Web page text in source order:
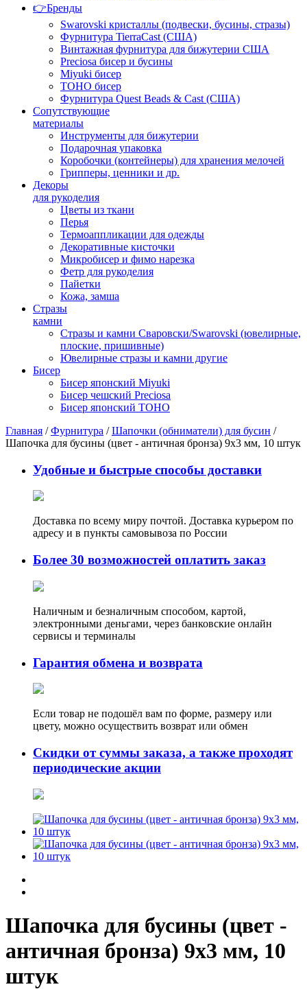
👉Бренды
Swarovski кристаллы (подвески, бусины, стразы)
Фурнитура TierraCast (США)
Винтажная фурнитура для бижутерии США
Preciosa бисер и бусины
Miyuki бисер
TOHO бисер
Фурнитура Quest Beads & Cast (США)
Сопутствующие
материалы
Инструменты для бижутерии
Подарочная упаковка
Коробочки (контейнеры) для хранения мелочей
Грипперы, ценники и др.
Декоры
для рукоделия
Цветы из ткани
Перья
Термоаппликации для одежды
Декоративные кисточки
Микробисер и фимо нарезка
Фетр для рукоделия
Пайетки
Кожа, замша
Стразы
камни
Стразы и камни Сваровски/Swarovski (ювелирные,
плоские, пришивные)
Ювелирные стразы и камни другие
Бисер
Бисер японский Miyuki
Бисер чешский Preciosa
Бисер японский TOHO
Главная /Фурнитура /Шапочки (обниматели) для бусин /
Шапочка для бусины (цвет - античная бронза) 9х3 мм, 10 штук
Удобные и быстрые способы доставки
Доставка по всему миру почтой. Доставка курьером по
адресу и в пункты самовывоза по России
Более 30 возможностей оплатить заказ
Наличным и безналичным способом, картой,
электронными деньгами, через банковские онлайн
сервисы и терминалы
Гарантия обмена и возврата
Если товар не подошёл вам по форме, размеру или
цвету, можно осуществить возврат или обмен
Скидки от суммы заказа, а также проходят
периодические акции
Шапочка для бусины (цвет -
античная бронза) 9х3 мм, 10
штук